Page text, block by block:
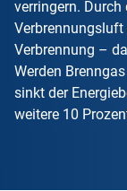
verringern.
Verbrennung –
Werden
sinkt der
weitere 10